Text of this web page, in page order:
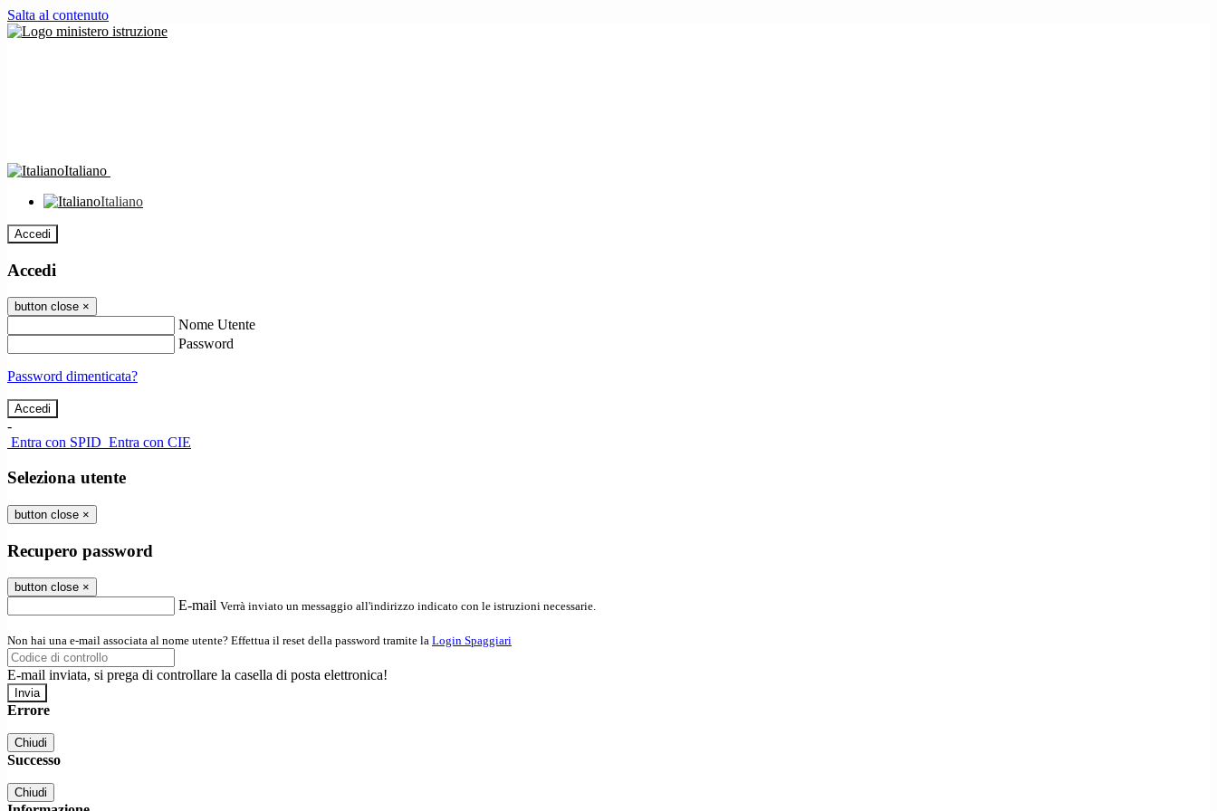
Salta al contenuto
Italiano
Italiano
Accedi
Accedi
button close ×
Nome Utente
Password
Password dimenticata?
-
Entra con SPID Entra con CIE
Seleziona utente
button close ×
Recupero password
button close ×
E-mail Verrà inviato un messaggio all'indirizzo indicato con le istruzioni necessarie.
Non hai una e-mail associata al nome utente? Effettua il reset della password tramite la Login Spaggiari
E-mail inviata, si prega di controllare la casella di posta elettronica!
Errore
Chiudi
Successo
Chiudi